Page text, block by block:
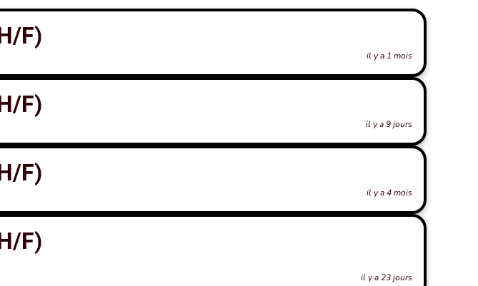
F)
il y a 1 mois
F)
il y a 9 jours
F)
il y a 4 mois
F)
il y a 23 jours